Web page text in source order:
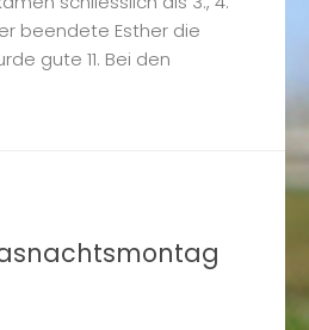
beendete Esther die
gute 11. Bei den